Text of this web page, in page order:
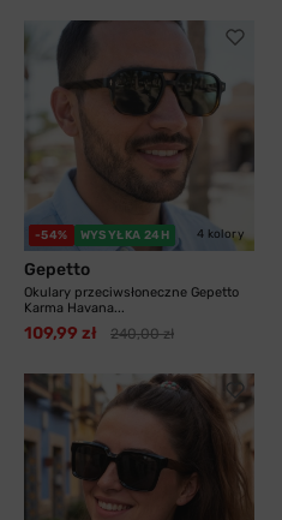
-54% WYSYŁKA 24H 4 kolory
Gepetto
Okulary przeciwsłoneczne Gepetto
Karma Havana...
109,99 zł 240,00 zł